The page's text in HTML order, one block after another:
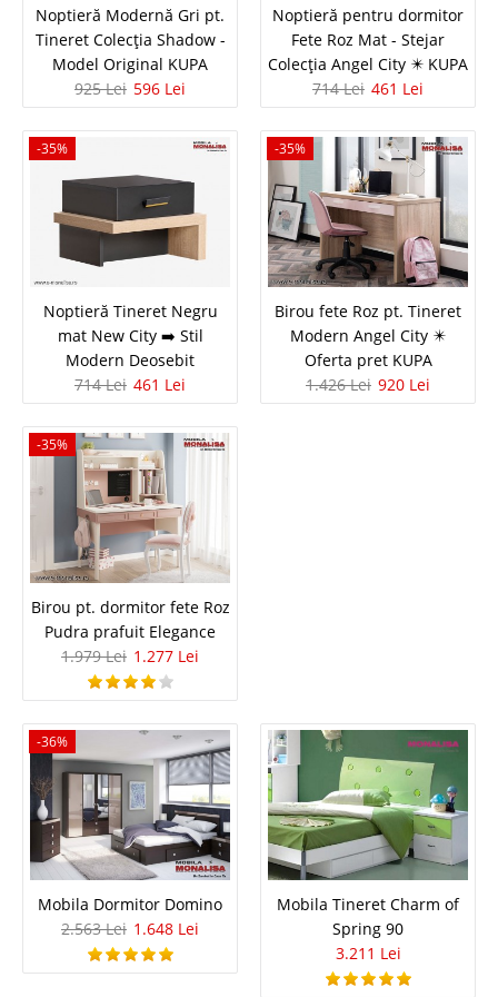
Pret Redus 2.125 Lei
In Stoc
Adauga la Favorite
Dulap haine copii alb gri cu 3 usi
Perla S | Oferta Pret Direct Fabrica
Dulap haine 3 usi camera copii Perla S, Alb Gri✔️ Compartimentare
inteligenta✔️ Design Modern si Rezistenta Premium Kupa Genc✔️ Profita
de pret import direct❗ Dulapul cu 3 usi alb-gri din colectia Perla S de la
Kupa Genc este solutia ideala pentru organizarea garderobei ..
2.566 Lei
Pret Redus
Adauga la Favorite
-14%
Fotoliu Monte Carlo
Noptieră Modernă Gri pt.
Tineret Colecția Shadow -
Model Original KUPA
925 Lei 596 Lei
Noptieră pentru dormitor
Fete Roz Mat - Stejar
Colecția Angel City ✴️ KUPA
714 Lei 461 Lei
-35%
Noptieră Tineret Negru
mat New City ➡️ Stil
Modern Deosebit
714 Lei 461 Lei
-35%
Birou fete Roz pt. Tineret
Modern Angel City ✴️
Oferta pret KUPA
1.426 Lei 920 Lei
-35%
Birou pt. dormitor fete Roz
Pudra prafuit Elegance
1.979 Lei 1.277 Lei
-36%
Mobila Dormitor Domino
2.563 Lei 1.648 Lei
Mobila Tineret Charm of
Spring 90
3.211 Lei